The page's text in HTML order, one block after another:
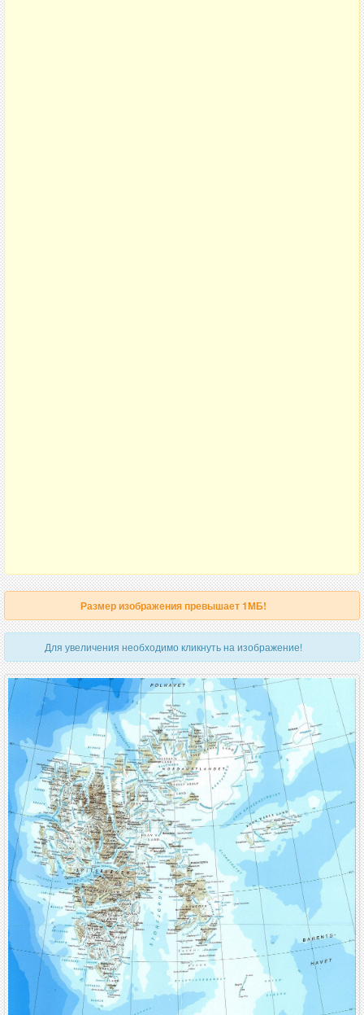
Размер изображения превышает 1МБ!
Для увеличения необходимо кликнуть на изображение!